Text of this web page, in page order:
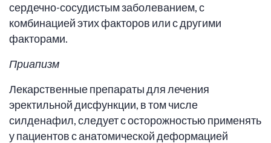
сердечно-сосудистым заболеванием, с
комбинацией этих факторов или с другими
факторами.
Приапизм
Лекарственные препараты для лечения
эректильной дисфункции, в том числе
силденафил, следует с осторожностью применять
у пациентов с анатомической деформацией